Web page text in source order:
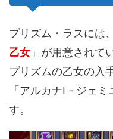
プリズム・ラスには
乙女 」が用意されて
プリズムの乙女の入
「アルカナⅠ - ジェ
す。